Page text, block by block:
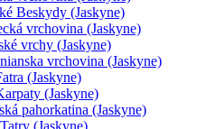
Beskydy (Jaskyne)
vrchovina (Jaskyne)
vrchy (Jaskyne)
vrchovina (Jaskyne)
(Jaskyne)
(Jaskyne)
pahorkatina (Jaskyne)
(Jaskyne)